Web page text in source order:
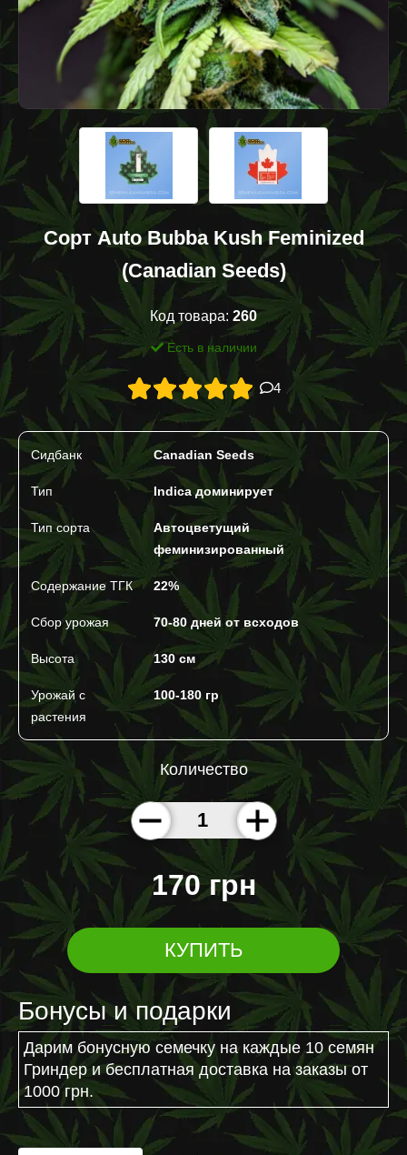
Сорт Auto Bubba Kush Feminized
(Canadian Seeds)
Код товара: 260
Есть в наличии
4
Сидбанк Canadian Seeds
Тип Indica доминирует
Тип сорта
Автоцветущий
феминизированный
Содержание ТГК 22%
Сбор урожая 70-80 дней от всходов
Высота 130 cм
Урожай с
растения
100-180 гр
Количество
170 грн
КУПИТЬ
Бонусы и подарки
Дарим бонусную семечку на каждые 10 семян
Гриндер и бесплатная доставка на заказы от
1000 грн.